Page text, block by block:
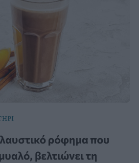
ρόφημα που
βελτιώνει τη